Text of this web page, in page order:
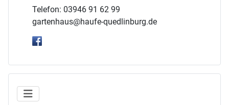
Telefon: 03946 91 62 99
gartenhaus@haufe-quedlinburg.de